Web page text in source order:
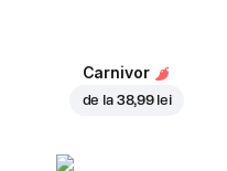
Carnivor
de la 38,99 lei